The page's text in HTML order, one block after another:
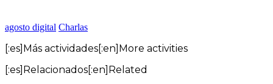
agosto digital Charlas
[:es]Más actividades[:en]More activities
[:es]Relacionados[:en]Related